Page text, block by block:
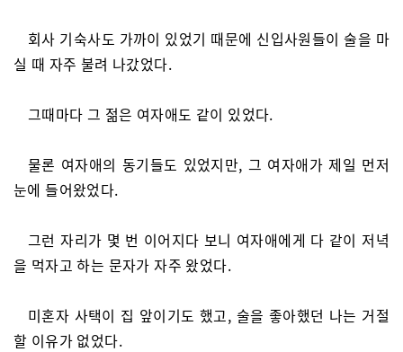
회사 기숙사도 가까이 있었기 때문에 신입사원들이 술을 마
실 때 자주 불려 나갔었다.
그때마다 그 젊은 여자애도 같이 있었다.
물론 여자애의 동기들도 있었지만, 그 여자애가 제일 먼저
눈에 들어왔었다.
그런 자리가 몇 번 이어지다 보니 여자애에게 다 같이 저녁
을 먹자고 하는 문자가 자주 왔었다.
미혼자 사택이 집 앞이기도 했고, 술을 좋아했던 나는 거절
할 이유가 없었다.